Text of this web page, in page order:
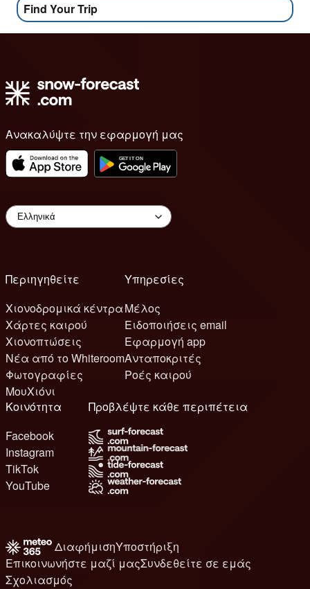
Find Your Trip
Ανακαλύψτε την εφαρμογή μας
Περιηγηθείτε
Χιονοδρομικά κέντρα
Χάρτες καιρού
Χιονοπτώσεις
Νέα από το Whiteroom
Φωτογραφίες
ΜουΧιόνι
Υπηρεσίες
Μέλος
Ειδοποιήσεις email
Εφαρμογή app
Ανταποκριτές
Ροές καιρού
Κοινότητα
Facebook
Instagram
TikTok
YouTube
Προβλέψτε κάθε περιπέτεια
ΔιαφήμισηΥποστήριξη
Επικοινωνήστε μαζί μαςΣυνδεθείτε σε εμάς
Σχολιασμός